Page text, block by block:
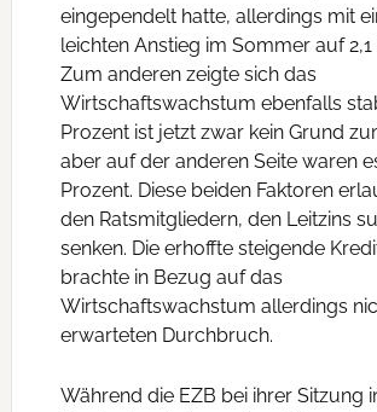
eingependelt hatte, allerdings mit
leichten Anstieg im Sommer auf 2,1
Zum anderen zeigte sich das
Wirtschaftswachstum ebenfalls
Prozent ist jetzt zwar kein Grund
aber auf der anderen Seite waren
Prozent. Diese beiden Faktoren
den Ratsmitgliedern, den Leitzins
senken. Die erhoffte steigende
brachte in Bezug auf das
Wirtschaftswachstum allerdings
erwarteten Durchbruch.
Während die EZB bei ihrer Sitzung